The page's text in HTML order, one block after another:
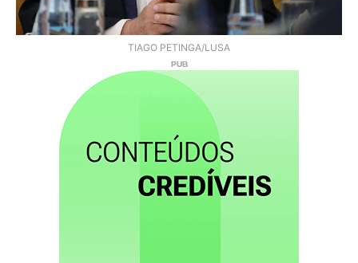
TIAGO PETINGA/LUSA